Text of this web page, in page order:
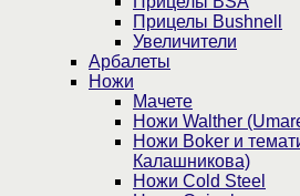
Прицелы Bushnell
Увеличители
Арбалеты
Ножи
Мачете
Ножи Walther
Ножи Boker и
Калашникова)
Ножи Cold Steel